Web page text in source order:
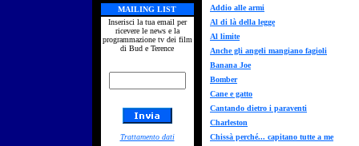
MAILING LIST
Inserisci la tua email per
ricevere le news e la
programmazione tv dei film
di Bud e Terence
Trattamento dati
Addio alle armi
Al di là della legge
Al limite
Anche gli angeli mangiano fagioli
Banana Joe
Bomber
Cane e gatto
Cantando dietro i paraventi
Charleston
Chissà perché... capitano tutte a me